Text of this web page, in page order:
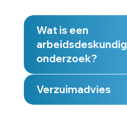
Wat is een
arbeidsdeskundig
onderzoek?
Verzuimadvies